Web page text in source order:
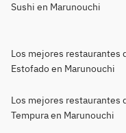
Sushi en Marunouchi
Los mejores restaurantes
Estofado en Marunouchi
Los mejores restaurantes
Tempura en Marunouchi